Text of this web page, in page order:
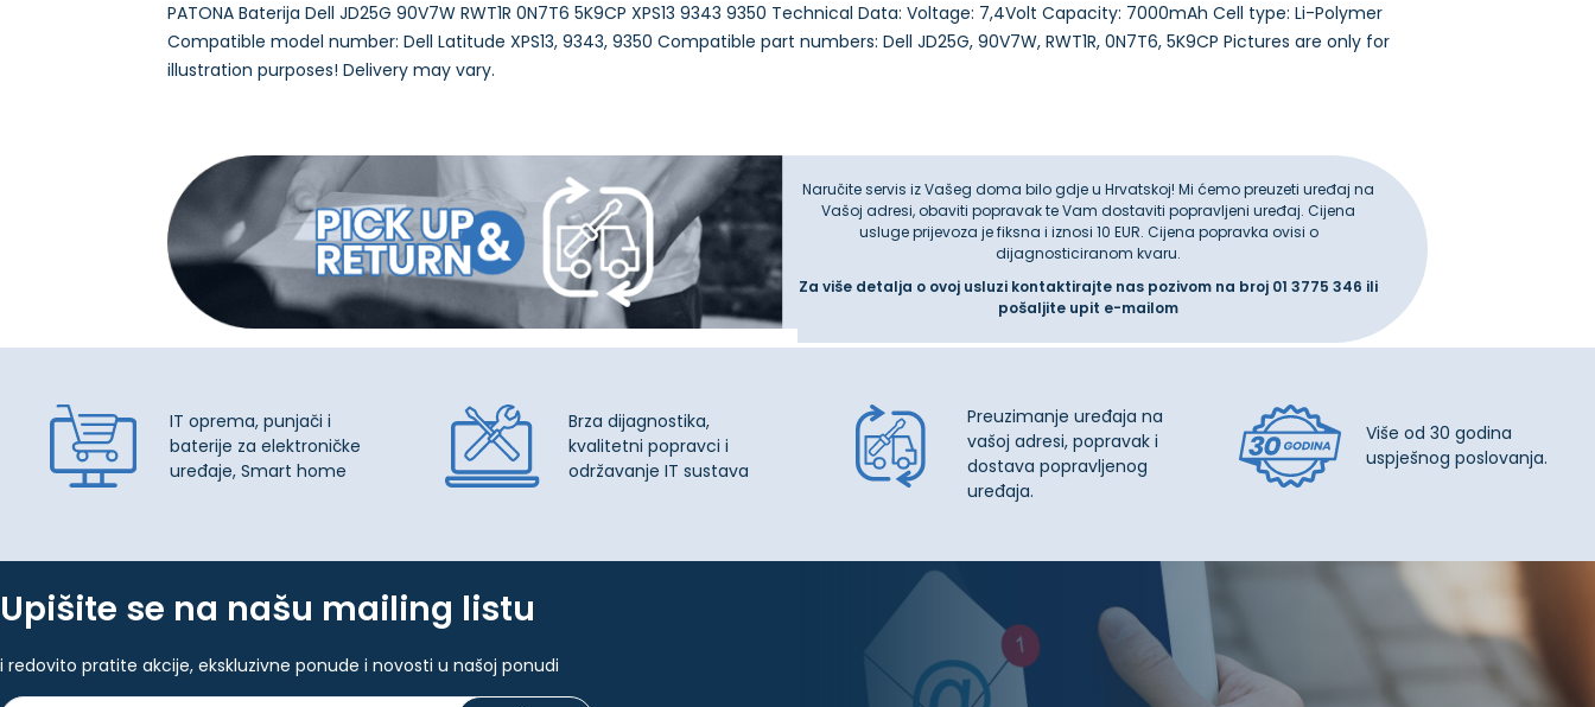
PATONA Baterija Dell JD25G 90V7W RWT1R 0N7T6 5K9CP XPS13 9343 9350 Technical Data: Voltage: 7,4Volt Capacity: 7000mAh Cell type: Li-Polymer
Compatible model number: Dell Latitude XPS13, 9343, 9350 Compatible part numbers: Dell JD25G, 90V7W, RWT1R, 0N7T6, 5K9CP Pictures are only for
Naručite servis iz Vašeg doma bilo gdje u Hrvatskoj! Mi ćemo preuzeti uređaj na
Vašoj adresi, obaviti popravak te Vam dostaviti popravljeni uređaj. Cijena
usluge prijevoza je fiksna i iznosi 10 EUR. Cijena popravka ovisi o
dijagnosticiranom kvaru.
Za više detalja o ovoj usluzi kontaktirajte nas pozivom na broj 01 3775 346 ili
pošaljite upit e-mailom
IT oprema, punjači i
baterije za elektroničke
uređaje, Smart home
Brza dijagnostika,
kvalitetni popravci i
održavanje IT sustava
Preuzimanje uređaja na
vašoj adresi, popravak i
dostava popravljenog
uređaja.
Više od 30 godina
uspješnog poslovanja.
Upišite se na našu mailing listu
i redovito pratite akcije, ekskluzivne ponude i novosti u našoj ponudi